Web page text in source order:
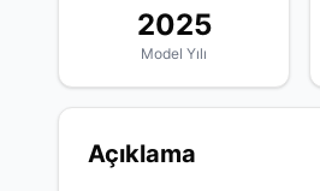
2025
Model Yılı
Açıklama